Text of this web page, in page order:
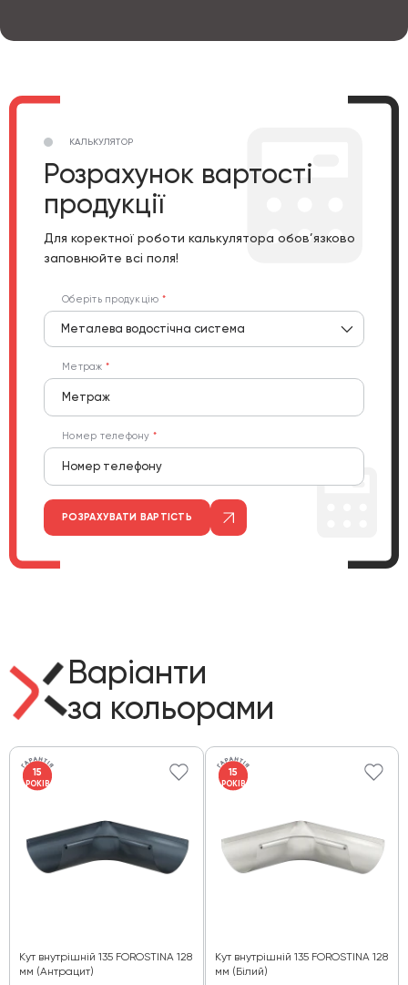
КАЛЬКУЛЯТОР
Розрахунок вартості
продукції
Для коректної роботи калькулятора обов’язково
заповнюйте всі поля!
Оберіть продукцію
Металева водостічна система
Метраж
Номер телефону
РОЗРАХУВАТИ ВАРТІСТЬ
Варіанти
за кольорами
15
РОКІВ
Кут внутрішній 135 FOROSTINA 128
мм (Антрацит)
15
РОКІВ
Кут внутрішній 135 FOROSTINA 128
мм (Білий)